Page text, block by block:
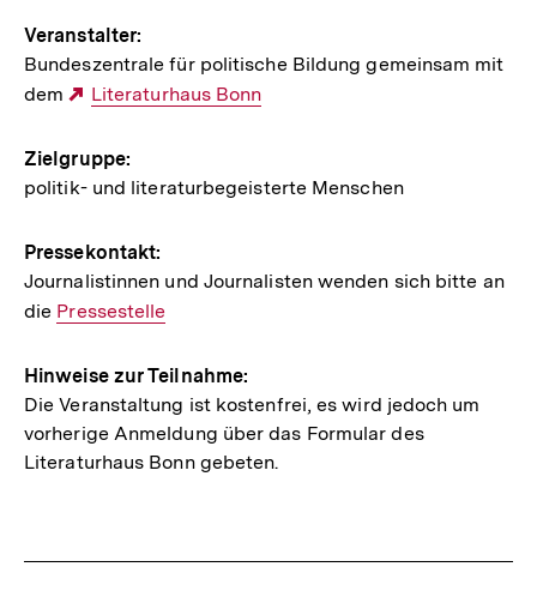
Veranstalter:
Bundeszentrale für politische Bildung gemeinsam mit
dem
Externer
Literaturhaus Bonn
Zielgruppe:
politik- und literaturbegeisterte Menschen
Pressekontakt:
Journalistinnen und Journalisten wenden sich bitte an
die Interner
Pressestelle
Hinweise zur Teilnahme:
Die Veranstaltung ist kostenfrei, es wird jedoch um
vorherige Anmeldung über das Formular des
Literaturhaus Bonn gebeten.